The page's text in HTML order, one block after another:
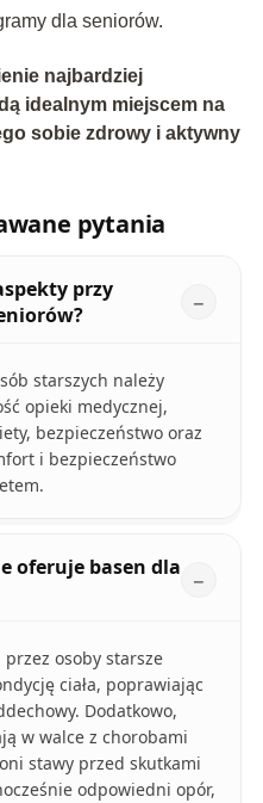
dla seniorów.
najbardziej
idealnym miejscem na
sobie zdrowy i aktywny
pytania
przy
starszych należy
opieki medycznej,
bezpieczeństwo oraz
i bezpieczeństwo
oferuje basen dla
osoby starsze
ciała, poprawiając
Dodatkowo,
w walce z chorobami
stawy przed skutkami
odpowiedni opór,